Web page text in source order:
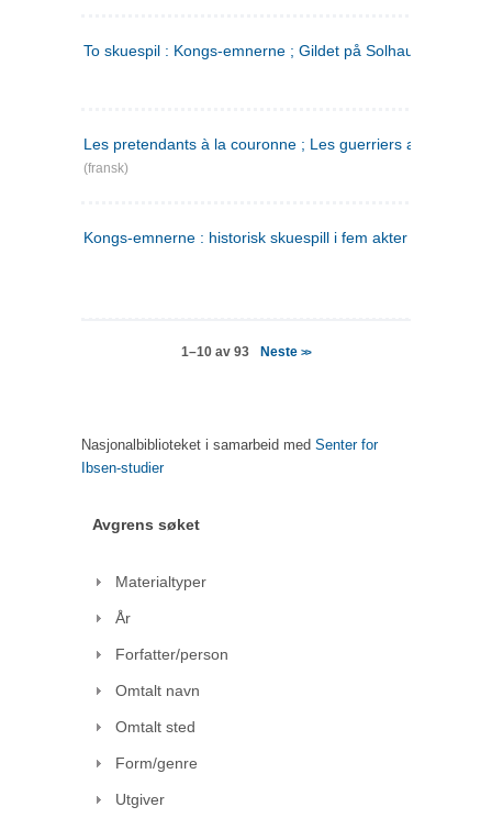
To skuespil : Kongs-emnerne ; Gildet på Solhaug
Les pretendants à la couronne ; Les guerriers a Helgeland
(fransk)
Kongs-emnerne : historisk skuespill i fem akter
1–10 av 93 Neste>>
Nasjonalbiblioteket i samarbeid med Senter for
Ibsen-studier
Avgrens søket
Materialtyper
År
Forfatter/person
Omtalt navn
Omtalt sted
Form/genre
Utgiver